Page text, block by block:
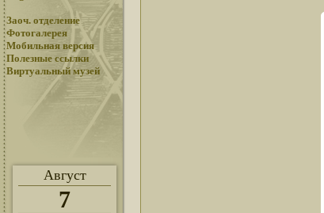
Заоч. отделение
Фотогалерея
Мобильная версия
Полезные ссылки
Виртуальный музей
Август
7